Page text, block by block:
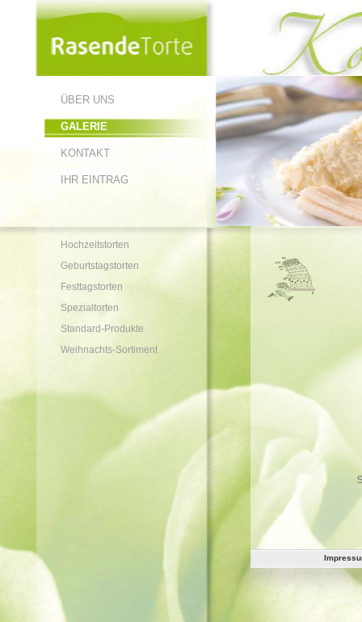
ÜBER UNS
GALERIE
KONTAKT
IHR EINTRAG
Hochzeitstorten
Geburtstagstorten
Festtagstorten
Spezialtorten
Standard-Produkte
Weihnachts-Sortiment